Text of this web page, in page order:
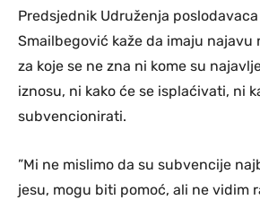
Predsjednik Udruženja
Smailbegović kaže da imaju najavu
za koje se ne zna ni kome su
iznosu, ni kako će se isplaćivati, ni
subvencionirati.
”Mi ne mislimo da su subvencije
jesu, mogu biti pomoć, ali ne vidim